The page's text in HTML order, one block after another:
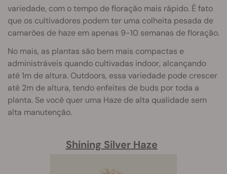
variedade, com o tempo de floração mais rápido. É fato
que os cultivadores podem ter uma colheita pesada de
camarões de haze em apenas 9-10 semanas de floração.
No mais, as plantas são bem mais compactas e
administráveis quando cultivadas indoor, alcançando
até 1m de altura. Outdoors, essa variedade pode crescer
até 2m de altura, tendo enfeites de buds por toda a
planta. Se você quer uma Haze de alta qualidade sem
alta manutenção.
Shining Silver Haze